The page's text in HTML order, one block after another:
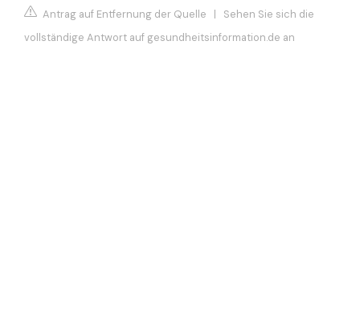
Antrag auf Entfernung der Quelle | Sehen Sie sich die
vollständige Antwort auf gesundheitsinformation.de an